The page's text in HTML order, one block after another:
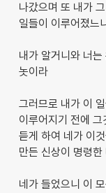
나갔으며 또 내가
일들이 이루어졌느
내가 알거니와 너
놋이라
그러므로 내가 이
이루어지기 전에
듣게 하여 네가 이
만든 신상이 명령
네가 들었으니 이